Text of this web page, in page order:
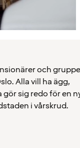
och
Alla vill ha ägg,
sig redo för en
i vårskrud.